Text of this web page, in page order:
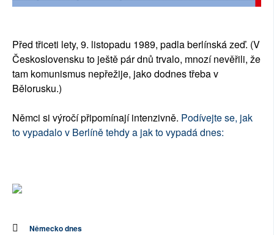
RUBRIKY
PLNÁ VERZE STRÁNEK
Před třiceti lety, 9. listopadu 1989, padla berlínská zeď. (V
Československu to ještě pár dnů trvalo, mnozí nevěřili, že
tam komunismus nepřežije, jako dodnes třeba v
Bělorusku.)
Němci si výročí připomínají intenzivně. Podívejte se, jak
to vypadalo v Berlíně tehdy a jak to vypadá dnes:
Německo dnes